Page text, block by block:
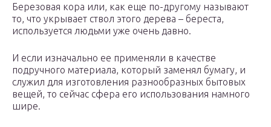
Березовая кора или, как еще по-другому называют
то, что укрывает ствол этого дерева – береста,
используется людьми уже очень давно.
И если изначально ее применяли в качестве
подручного материала, который заменял бумагу, и
служил для изготовления разнообразных бытовых
вещей, то сейчас сфера его использования намного
шире.